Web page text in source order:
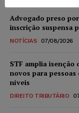
Advogado preso
inscrição suspensa
NOTÍCIAS 07/08/2026
STF amplia isenção
novos para
níveis
DIREITO TRIBUTÁRIO